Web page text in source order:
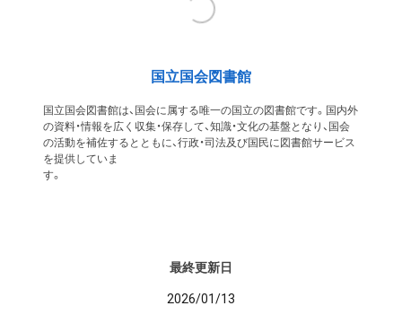
国立国会図書館
国立国会図書館は、国会に属する唯一の国立の図書館です。国内外
の資料・情報を広く収集・保存して、知識・文化の基盤となり、国会
の活動を補佐するとともに、行政・司法及び国民に図書館サービス
を提供していま
す
最終更新日
2026/01/13